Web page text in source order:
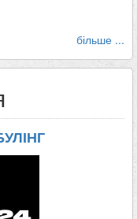
більше ...